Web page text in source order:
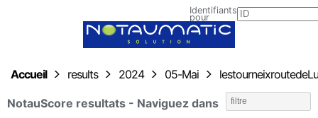
Identifiants
pour
envoyer
les
résultats
Accueil results 2024 05-Mai
NotauScore resultats - Naviguez dans